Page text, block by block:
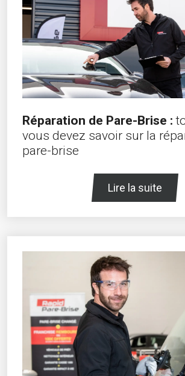
Réparation de Pare-Brise :
vous devez savoir sur la
pare-brise
Lire la suite